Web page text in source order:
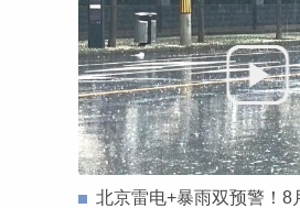
北京雷电+暴雨双预警！8